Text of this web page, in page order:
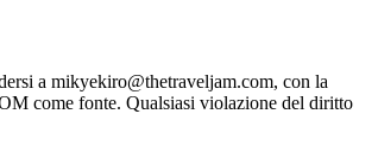
a mikyekiro@thetraveljam.com, con la
come fonte. Qualsiasi violazione del diritto